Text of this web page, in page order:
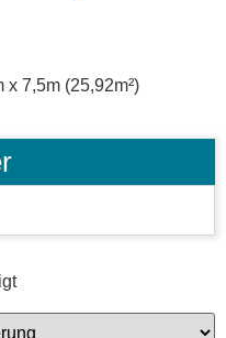
7,5m (25,92m²)